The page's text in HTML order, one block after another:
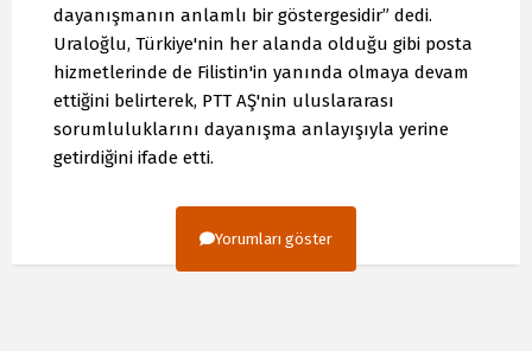
dayanışmanın anlamlı bir göstergesidir” dedi.
Uraloğlu, Türkiye'nin her alanda olduğu gibi posta
hizmetlerinde de Filistin'in yanında olmaya devam
ettiğini belirterek, PTT AŞ'nin uluslararası
sorumluluklarını dayanışma anlayışıyla yerine
getirdiğini ifade etti.
Yorumları göster